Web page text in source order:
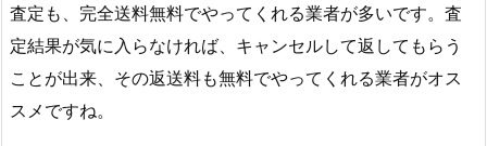
査定も、完全送料無料でやってくれる業者が多いです。査
定結果が気に入らなければ、キャンセルして返してもらう
ことが出来、その返送料も無料でやってくれる業者がオス
スメですね。